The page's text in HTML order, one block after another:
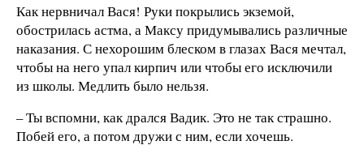
Как нервничал Вася! Руки покрылись экземой,
обострилась астма, а Максу придумывались различные
наказания. С нехорошим блеском в глазах Вася мечтал,
чтобы на него упал кирпич или чтобы его исключили
из школы. Медлить было нельзя.
– Ты вспомни, как дрался Вадик. Это не так страшно.
Побей его, а потом дружи с ним, если хочешь.